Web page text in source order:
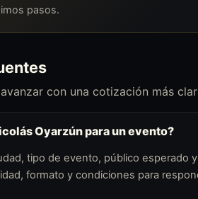
pasos.
con una cotización más
Oyarzún para un evento?
tipo de evento, público esperado
formato y condiciones para